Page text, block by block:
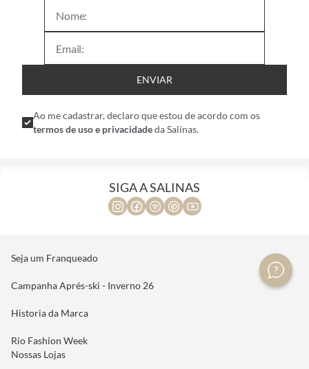
ENVIAR
Ao me cadastrar, declaro que estou de acordo com os
termos de uso e privacidadeda Salinas.
SIGA A SALINAS
Seja um Franqueado
Campanha Aprés-ski - Inverno 26
Historia da Marca
Rio Fashion Week
Nossas Lojas